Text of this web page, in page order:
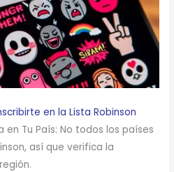
en la Lista Robinson
Tu País: No todos los países
así que verifica la